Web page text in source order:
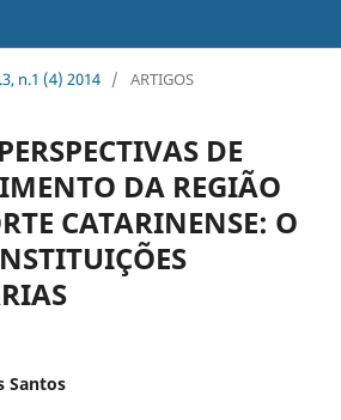
n.1 (4) 2014 / ARTIGOS
DE
DA REGIÃO
CATARINENSE: O
Santos